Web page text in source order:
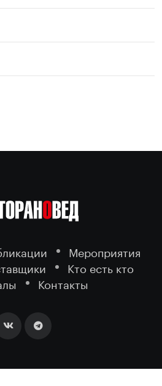
Мероприятия
Кто есть кто
Контакты